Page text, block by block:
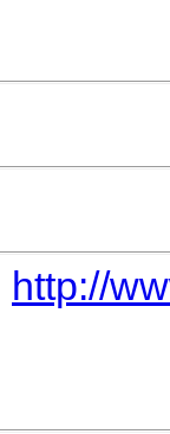
http://